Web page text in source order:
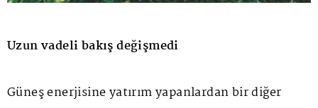
Uzun vadeli bakış değişmedi
Güneş enerjisine yatırım yapanlardan bir diğer